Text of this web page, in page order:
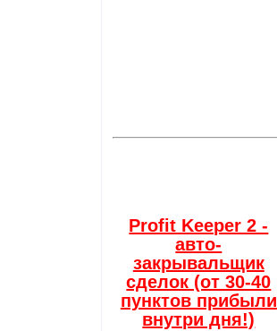
Profit Keeper 2 -
авто-
закрывальщик
сделок (от 30-40
пунктов прибыли
внутри дня!)